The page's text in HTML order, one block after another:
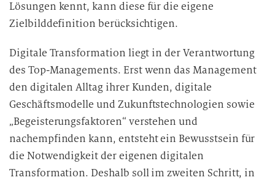
Lösungen kennt, kann diese für die eigene
Zielbilddefinition berücksichtigen.
Digitale Transformation liegt in der Verantwortung
des Top-Managements. Erst wenn das Management
den digitalen Alltag ihrer Kunden, digitale
Geschäftsmodelle und Zukunftstechnologien sowie
„Begeisterungsfaktoren“ verstehen und
nachempfinden kann, entsteht ein Bewusstsein für
die Notwendigkeit der eigenen digitalen
Transformation. Deshalb soll im zweiten Schritt, in